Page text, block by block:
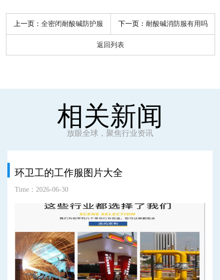
上一页：全密闭耐酸碱防护服 下一页： 耐酸碱消防服有用吗
返回列表
相关新闻
放眼全球，聚焦行业资讯
环卫工的工作服图片大全
Time：2026-06-30